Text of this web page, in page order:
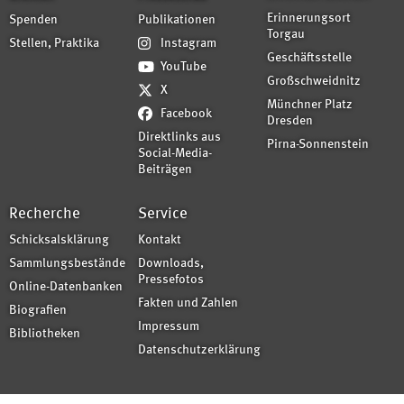
Spenden
Stellen, Praktika
Publikationen
Instagram
YouTube
X
Facebook
Direktlinks aus
Social-Media-
Beiträgen
Erinnerungsort
Torgau
Geschäftsstelle
Großschweidnitz
Münchner Platz
Dresden
Pirna-Sonnenstein
Recherche
Schicksalsklärung
Sammlungsbestände
Online-Datenbanken
Biografien
Bibliotheken
Service
Kontakt
Downloads,
Pressefotos
Fakten und Zahlen
Impressum
Datenschutzerklärung